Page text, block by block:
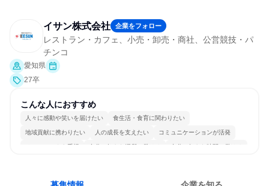
イサン株式会社 企業をフォロー
レストラン・カフェ、小売・卸売・商社、公営競技・パ
チンコ
愛知県
27卒
こんな人におすすめ
人々に感動や笑いを届けたい 食生活・食育に関わりたい
地域貢献に携わりたい 人の成長を支えたい コミュニケーションが活発
チームワークを重視 自分の好きな場所で働ける 自分の好きな時間で働ける